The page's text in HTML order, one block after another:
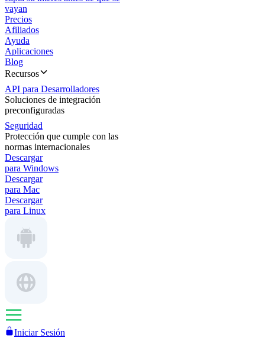
vayan
Precios
Afiliados
Ayuda
Aplicaciones
Blog
Recursos
API para Desarrolladores
Soluciones de integración
preconfiguradas
Seguridad
Protección que cumple con las
normas internacionales
Descargar
para Windows
Descargar
para Mac
Descargar
para Linux
Iniciar Sesión